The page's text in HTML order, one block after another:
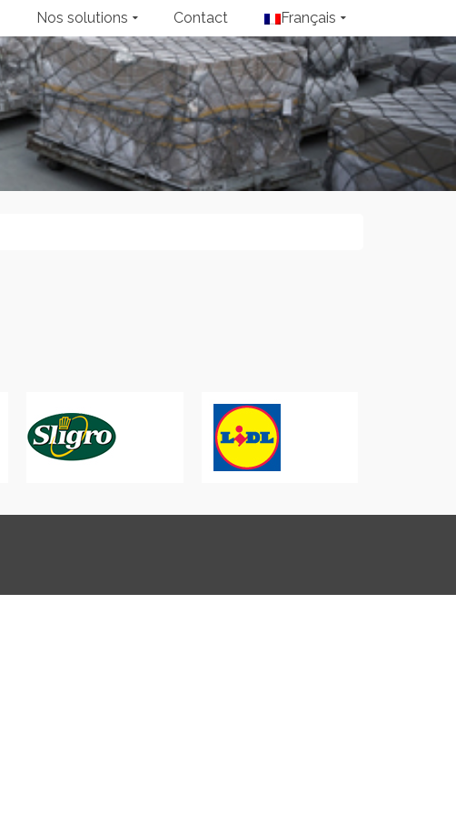
Nos solutions Contact Français